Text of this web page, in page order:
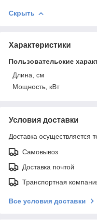
Скрыть
Характеристики
Пользовательские
Длина, см
Мощность, кВт
Условия доставки
Доставка осуществляется
Самовывоз
Доставка почтой
Транспортная
Все условия доставки